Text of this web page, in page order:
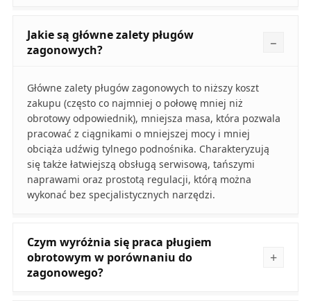
Jakie są główne zalety pługów
zagonowych?
Główne zalety pługów zagonowych to niższy koszt
zakupu (często co najmniej o połowę mniej niż
obrotowy odpowiednik), mniejsza masa, która pozwala
pracować z ciągnikami o mniejszej mocy i mniej
obciąża udźwig tylnego podnośnika. Charakteryzują
się także łatwiejszą obsługą serwisową, tańszymi
naprawami oraz prostotą regulacji, którą można
wykonać bez specjalistycznych narzędzi.
Czym wyróżnia się praca pługiem
obrotowym w porównaniu do
zagonowego?